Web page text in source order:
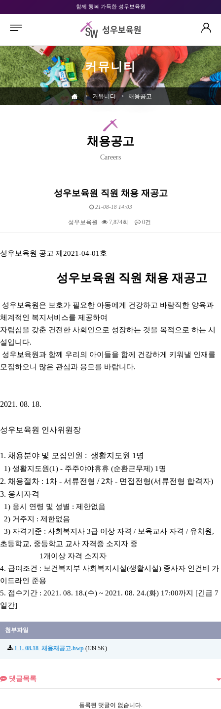
함께 행복 가득한 성우보육원
커뮤니티
> 커뮤니티 > 채용공고
채용공고
Careers
성우보육원 직원 채용 재공고
21-08-18 14:03
성우보육원 7,874회 0건
성우보육원 공고 제2021-04-01호
성우보육원 직원 채용 재공고
성우보육원은 보호가 필요한 아동에게 건강하고 바람직한 양육과
체계적인 복지서비스를 제공하여
자립심을 갖춘 건전한 사회인으로 성장하는 것을 목적으로 하는 시
설입니다.
​ 성우보육원과 함께 우리의 아이들을 함께 건강하게 키워낼 인재를
모집하오니 많은 관심과 응모를 바랍니다.
2021. 08. 18.​
성우보육원 인사위원장​
1. 채용분야 및 모집인원 : 생활지도원 1명
1) 생활지도원(1) - 주주야야휴휴 (순환근무제) 1명
2. 채용절차 : 1차 - 서류전형 / 2차 - 면접전형(서류전형 합격자)
3. 응시자격
1) 응시 연령 및 성별 : 제한없음
2) 거주지 : 제한없음
3) 자격기준 : 사회복지사 ​3급 이상 자격 / 보육교사 자격 / 유치원,
초등학교, 중등학교 교사 자격증 소지자 중
1개이상 자격 소지자
4. 급여조건 : 보건복지부 사회복지시설(생활시설) 종사자 인건비 가
이드라인 준용
5. 접수기간 : 2021. 08. 18.(수) ~ 2021. 08. 24.(화) 17:00까지 [긴급 7
일간]
첨부파일
1-1. 08.18_채용재공고.hwp (139.5K)
댓글목록
등록된 댓글이 없습니다.